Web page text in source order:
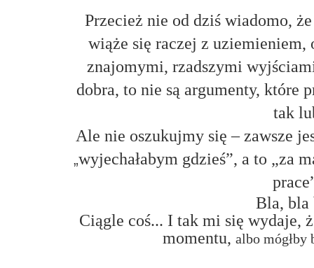
Przecież nie od dziś wiadomo,
wiąże się raczej z
znajomymi, rzadszymi
dobra, to nie są argumenty, które
tak
Ale nie oszukujmy się – zawsze
„wyjechałabym gdzieś”, a to „za
Bla, bla
Ciągle coś... I tak mi się wydaje,
momentu,albo